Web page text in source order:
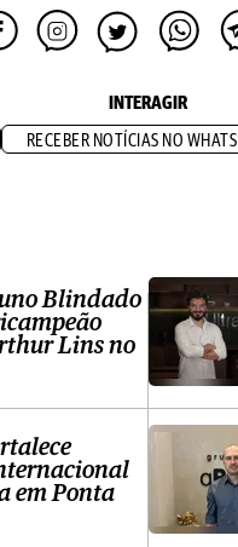
INTERAGIR
RECEBER NOTÍCIAS NO WHATS
Blindado
Lins no
em Ponta